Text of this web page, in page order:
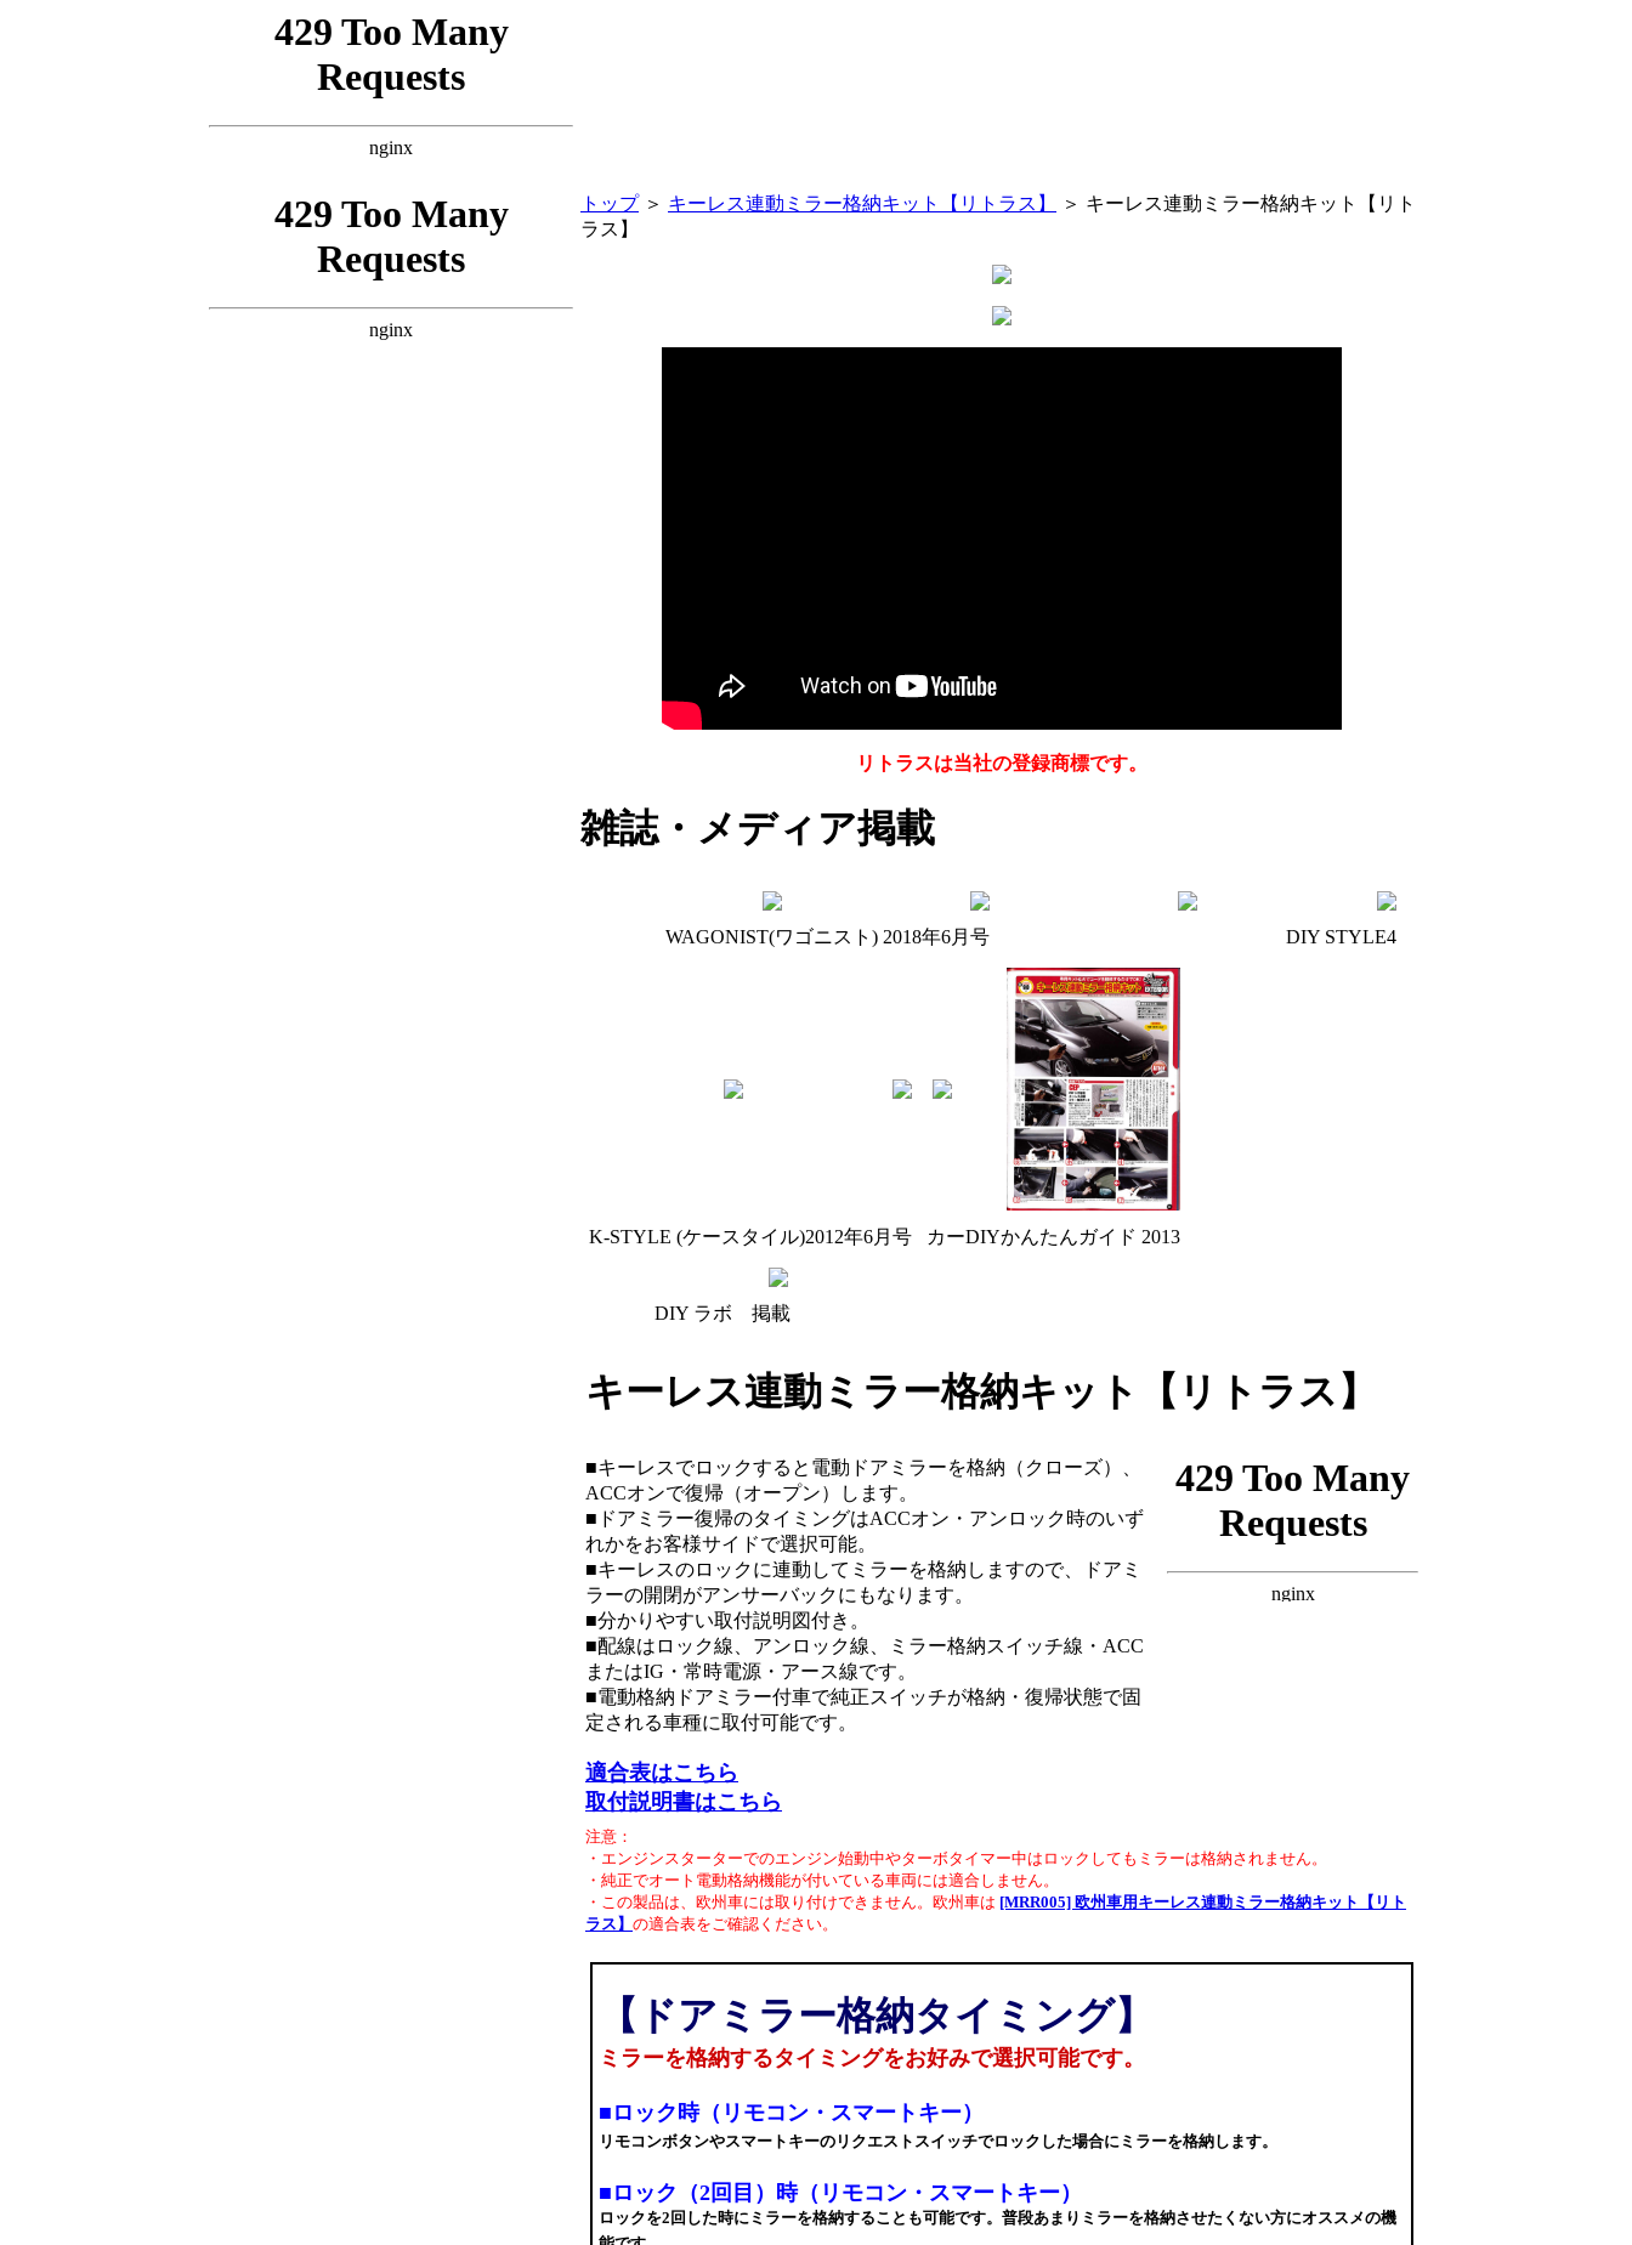
トップ＞ キーレス連動ミラー格納キット【リトラス】
＞ キーレス連動ミラー格納キット【リト
ラス】
リトラスは当社の登録商標です。
雑誌・メディア掲載
WAGONIST(ワゴニスト) 2018年6月号 DIY STYLE4
K-STYLE (ケースタイル)2012年6月号 カーDIYかんたんガイド 2013
DIY ラボ 掲載
キーレス連動ミラー格納キット【リトラス】
■キーレスでロックすると電動ドアミラーを格納（クローズ）、
ACCオンで復帰（オープン）します。
■ドアミラー復帰のタイミングはACCオン・アンロック時のいず
れかをお客様サイドで選択可能。
■キーレスのロックに連動してミラーを格納しますので、ドアミ
ラーの開閉がアンサーバックにもなります。
■分かりやすい取付説明図付き。
■配線はロック線、アンロック線、ミラー格納スイッチ線・ACC
またはIG・常時電源・アース線です。
■電動格納ドアミラー付車で純正スイッチが格納・復帰状態で固
定される車種に取付可能です。
適合表はこちら
取付説明書はこちら
注意：
・エンジンスターターでのエンジン始動中やターボタイマー中はロックしてもミラーは格納されません。
・純正でオート電動格納機能が付いている車両には適合しません。
・この製品は、欧州車には取り付けできません。欧州車は [MRR005] 欧州車用キーレス連動ミラー格納キット【リト
ラス】 の適合表をご確認ください。
【ドアミラー格納タイミング】
ミラーを格納するタイミングをお好みで選択可能です。
■ロック時（リモコン・スマートキー）
リモコンボタンやスマートキーのリクエストスイッチでロックした場合にミラーを格納します。
■ロック（2回目）時（リモコン・スマートキー）
ロックを2回した時にミラーを格納することも可能です。普段あまりミラーを格納させたくない方にオススメの機